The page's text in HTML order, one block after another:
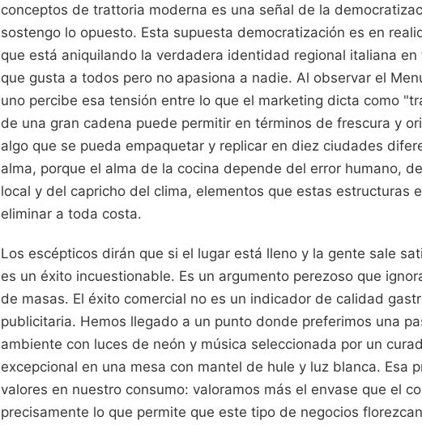
conceptos de trattoria moderna es una señal de la
sostengo lo opuesto. Esta supuesta democratización es en
que está aniquilando la verdadera identidad regional italiana
que gusta a todos pero no apasiona a nadie. Al observar el
uno percibe esa tensión entre lo que el marketing dicta como
de una gran cadena puede permitir en términos de frescura y
algo que se pueda empaquetar y replicar en diez ciudades
alma, porque el alma de la cocina depende del error humano,
local y del capricho del clima, elementos que estas estructuras
eliminar a toda costa.
Los escépticos dirán que si el lugar está lleno y la gente sale
es un éxito incuestionable. Es un argumento perezoso que
de masas. El éxito comercial no es un indicador de calidad
publicitaria. Hemos llegado a un punto donde preferimos una
ambiente con luces de neón y música seleccionada por un
excepcional en una mesa con mantel de hule y luz blanca. Esa
valores en nuestro consumo: valoramos más el envase que el
precisamente lo que permite que este tipo de negocios